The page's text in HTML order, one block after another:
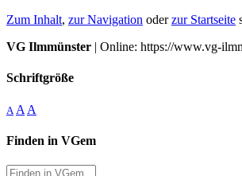
Zum Inhalt, zur Navigation oderzur Startseite
VG Ilmmünster | Online: https://www.vg-
Schriftgröße
A A A
Finden in VGem